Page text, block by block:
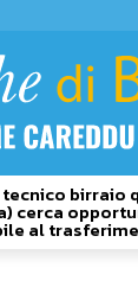
tecnico birraio
cerca
al